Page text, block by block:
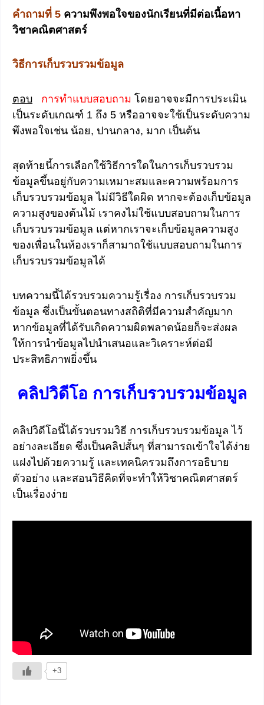
คำถามที่ 5 ความพึงพอใจของนักเรียนที่มีต่อเนื้อหา
วิชาคณิตศาสตร์
วิธีการเก็บรวบรวมข้อมูล
ตอบ การทำแบบสอบถาม โดยอาจจะมีการประเมิน
เป็นระดับเกณฑ์ 1 ถึง 5 หรืออาจจะใช้เป็นระดับความ
พึงพอใจเช่น น้อย, ปานกลาง, มาก เป็นต้น
สุดท้ายนี้การเลือกใช้วิธีการใดในการเก็บรวบรวม
ข้อมูลขึ้นอยู่กับความเหมาะสมและความพร้อมการ
เก็บรวบรวมข้อมูล ไม่มีวิธีใดผิด หากจะต้องเก็บข้อมูล
ความสูงของต้นไม้ เราคงไม่ใช้แบบสอบถามในการ
เก็บรวบรวมข้อมูล แต่หากเราจะเก็บข้อมูลความสูง
ของเพื่อนในห้องเราก็สามาถใช้แบบสอบถามในการ
เก็บรวบรวมข้อมูลได้
บทความนี้ได้รวบรวมความรู้เรื่อง การเก็บรวบรวม
ข้อมูล ซึ่งเป็นขั้นตอนทางสถิติที่มีความสำคัญมาก
หากข้อมูลที่ได้รับเกิดความผิดพลาดน้อยก็จะส่งผล
ให้การนำข้อมูลไปนำเสนอและวิเคราะห์ต่อมี
ประสิทธิภาพยิ่งขึ้น
คลิปวิดีโอ การเก็บรวบรวมข้อมูล
คลิปวิดีโอนี้ได้รวบรวมวิธี การเก็บรวบรวมข้อมูล ไว้
อย่างละเอียด ซึ่งเป็นคลิปสั้นๆ ที่สามารถเข้าใจได้ง่าย
แฝงไปด้วยความรู้ เเละเทคนิครวมถึงการอธิบาย
ตัวอย่าง เเละสอนวิธีคิดที่จะทำให้วิชาคณิตศาสตร์
เป็นเรื่องง่าย
+3